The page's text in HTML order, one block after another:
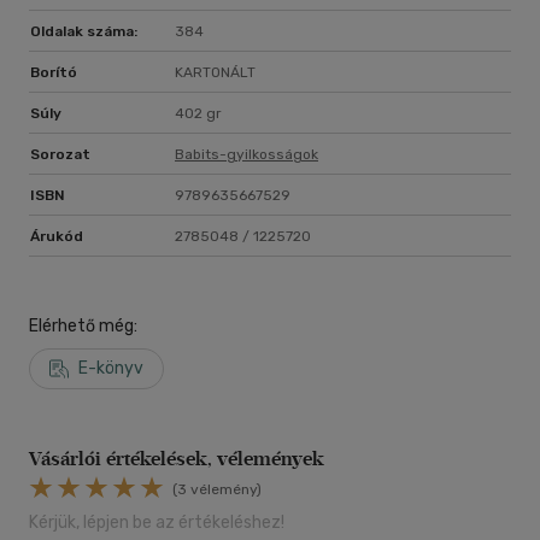
Oldalak száma: 384
Borító KARTONÁLT
Súly 402 gr
Sorozat Babits-gyilkosságok
ISBN 9789635667529
Árukód 2785048 / 1225720
Elérhető még:
E-könyv
Vásárlói értékelések, vélemények
(3 vélemény)
Kérjük, lépjen be az értékeléshez!